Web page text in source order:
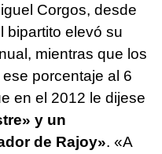
Corgos, desde
bipartito elevó su
mientras que los
porcentaje al 6
en el 2012 le dijese
y un
de Rajoy». «A